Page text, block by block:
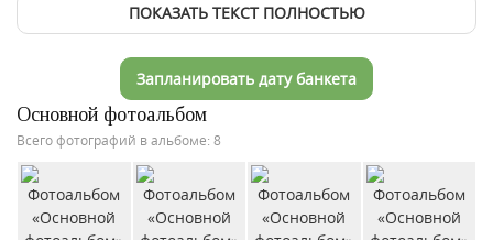
ПОКАЗАТЬ ТЕКСТ ПОЛНОСТЬЮ
Запланировать дату банкета
Основной фотоальбом
Всего фотографий в альбоме: 8